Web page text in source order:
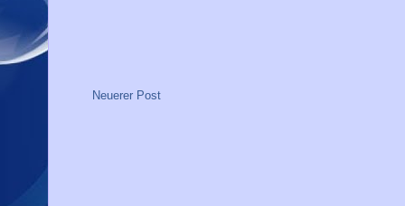
Neuerer Post